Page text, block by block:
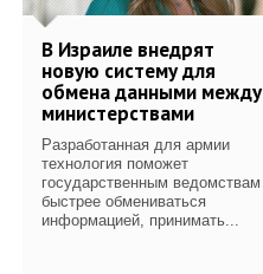
В Израиле внедрят
новую систему для
обмена данными между
министерствами
Разработанная для армии
технология поможет
государственным ведомствам
быстрее обмениваться
информацией, принимать...